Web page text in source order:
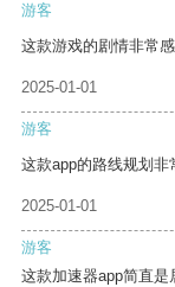
游客
这款游戏的剧情非常
2025-01-01
游客
这款app的路线规划非
2025-01-01
游客
这款加速器app简直